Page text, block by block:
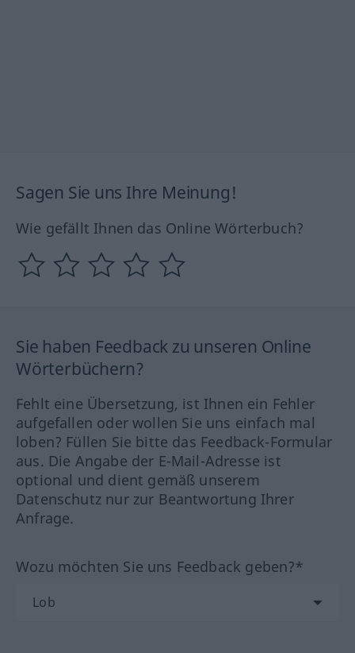
Sagen Sie uns Ihre Meinung!
Wie gefällt Ihnen das Online Wörterbuch?
Sie haben Feedback zu unseren Online
Wörterbüchern?
Fehlt eine Übersetzung, ist Ihnen ein Fehler
aufgefallen oder wollen Sie uns einfach mal
loben? Füllen Sie bitte das Feedback-Formular
aus. Die Angabe der E-Mail-Adresse ist
optional und dient gemäß unserem
Datenschutz nur zur Beantwortung Ihrer
Anfrage.
Wozu möchten Sie uns Feedback geben?*